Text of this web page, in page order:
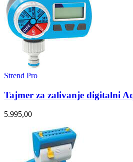
Strend Pro
Tajmer za zalivanje digitalni
5.995,00